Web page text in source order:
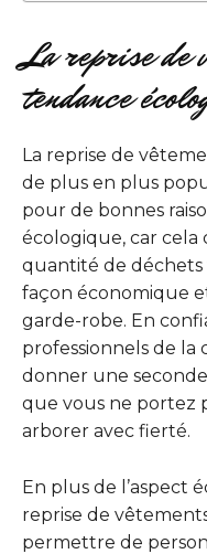
La reprise de
tendance
La reprise de
de plus en plus
pour de bonnes
écologique, car
quantité de déchets
façon économique
garde-robe. En
professionnels de
donner une
que vous ne portez
arborer avec fierté.
En plus de l’aspect
reprise de
permettre de